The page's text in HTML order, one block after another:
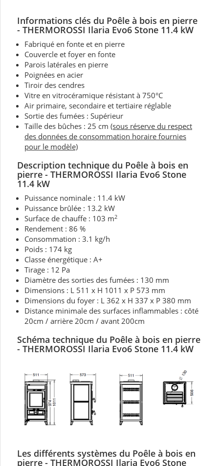
Informations clés du Poêle à bois en pierre
- THERMOROSSI Ilaria Evo6 Stone 11.4 kW
Fabriqué en fonte et en pierre
Couvercle et foyer en fonte
Parois latérales en pierre
Poignées en acier
Tiroir des cendres
Vitre en vitrocéramique résistant à 750°C
Air primaire, secondaire et tertiaire réglable
Sortie des fumées : Supérieur
Taille des bûches : 25 cm (sous réserve du respect
des données de consommation horaire fournies
pour le modèle)
Description technique du Poêle à bois en
pierre - THERMOROSSI Ilaria Evo6 Stone
11.4 kW
Puissance nominale : 11.4 kW
Puissance brûlée : 13.2 kW
Surface de chauffe : 103 m2
Rendement : 86 %
Consommation : 3.1 kg/h
Poids : 174 kg
Classe énergétique : A+
Tirage : 12 Pa
Diamètre des sorties des fumées : 130 mm
Dimensions : L 511 x H 1011 x P 573 mm
Dimensions du foyer : L 362 x H 337 x P 380 mm
Distance minimale des surfaces inflammables : côté
20cm / arrière 20cm / avant 200cm
Schéma technique du Poêle à bois en pierre
- THERMOROSSI Ilaria Evo6 Stone 11.4 kW
Les différents systèmes du Poêle à bois en
pierre - THERMOROSSI Ilaria Evo6 Stone